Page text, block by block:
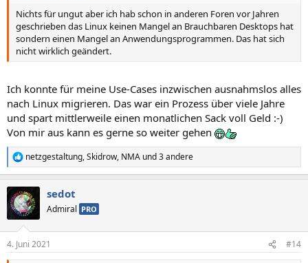
Nichts für ungut aber ich hab schon in anderen Foren vor Jahren
geschrieben das Linux keinen Mangel an Brauchbaren Desktops hat
sondern einen Mangel an Anwendungsprogrammen. Das hat sich
nicht wirklich geändert.
Ich konnte für meine Use-Cases inzwischen ausnahmslos alles
nach Linux migrieren. Das war ein Prozess über viele Jahre
und spart mittlerweile einen monatlichen Sack voll Geld :-)
Von mir aus kann es gerne so weiter gehen
R
e
k
t
e
n
netzgestaltung,Skidrow, NMA und 3 andere
sedot
Admiral PRO
4. Juni 2021 #14